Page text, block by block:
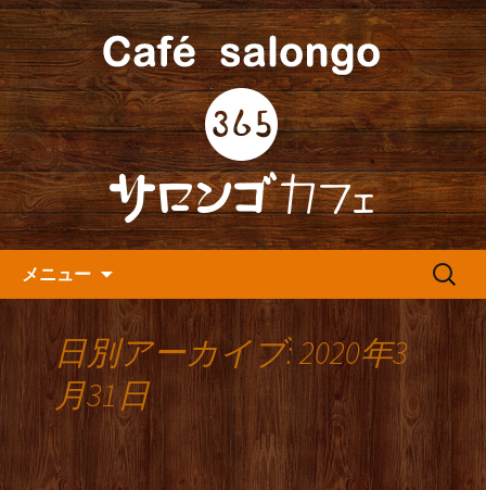
人形町の『365(サロンゴ)カフ
ェ』よりお知らせ
人形町の音楽カフェ『365カフェ』より
最新情報をお届けします。
メニュー
検
日別アーカイブ: 2020年3
月31日